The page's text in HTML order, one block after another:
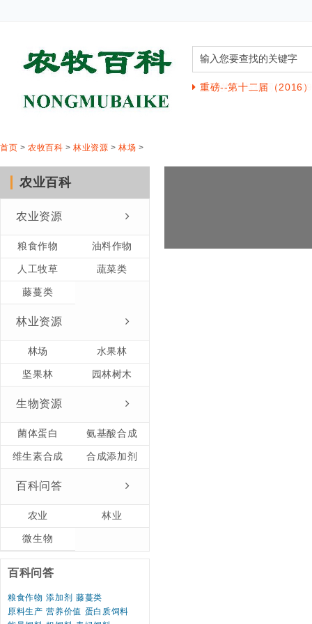
追逐梦想 与你同行
重磅--第十二届（2016
首页 >农牧百科 >林业资源 >林场 >
农业百科
农业资源
粮食作物 油料作物
人工牧草 蔬菜类
藤蔓类
林业资源
林场 水果林
坚果林 园林树木
生物资源
菌体蛋白 氨基酸合成
维生素合成 合成添加剂
百科问答
农业 林业
微生物
百科问答
粮食作物 添加剂 藤蔓类
原料生产 营养价值 蛋白质饲料